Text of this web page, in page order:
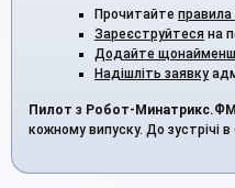
Прочитайте правила
Зареєструйтеся на
Додайте
Надішліть заявку
Пилот з Робот-Минатрикс.ФМ
кожному випуску. До зустрічі в